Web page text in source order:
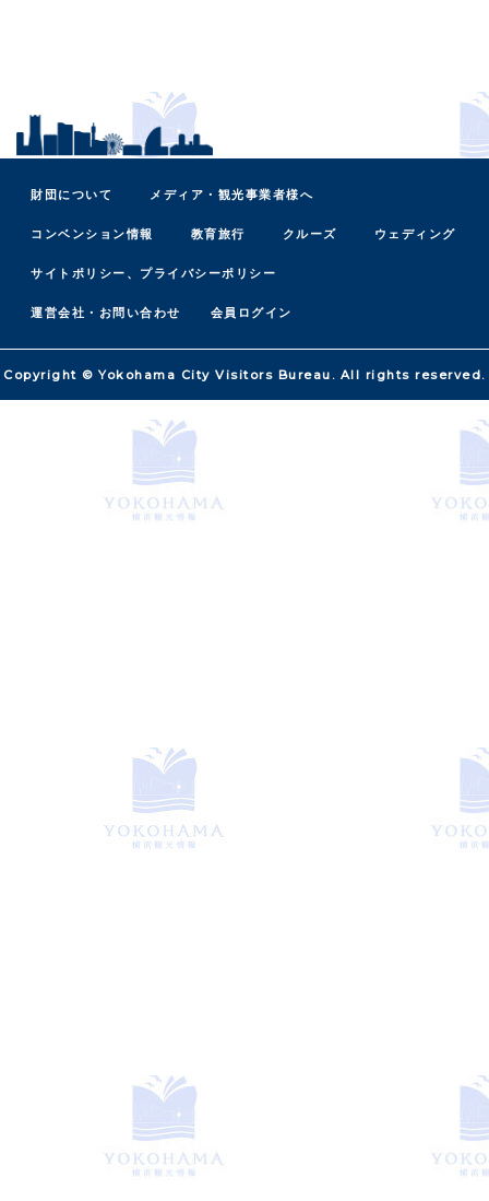
財団について メディア・観光事業者様へ
コンベンション情報 教育旅行 クルーズ ウェディング
サイトポリシー、プライバシーポリシー
運営会社・お問い合わせ 会員ログイン
Copyright © Yokohama City Visitors Bureau. All rights reserved.